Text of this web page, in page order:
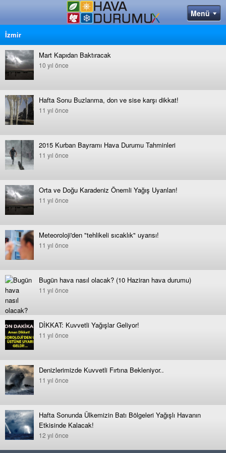
İzmir
Mart Kapıdan Baktıracak
10 yıl önce
Hafta Sonu Buzlanma, don ve sise karşı dikkat!
11 yıl önce
2015 Kurban Bayramı Hava Durumu Tahminleri
11 yıl önce
Orta ve Doğu Karadeniz Önemli Yağış Uyarıları!
11 yıl önce
Meteoroloji'den "tehlikeli sıcaklık" uyarısı!
11 yıl önce
Bugün hava nasıl olacak? (10 Haziran hava durumu)
11 yıl önce
DİKKAT: Kuvvetli Yağışlar Geliyor!
11 yıl önce
Denizlerimizde Kuvvetli Fırtına Bekleniyor..
11 yıl önce
Hafta Sonunda Ülkemizin Batı Bölgeleri Yağışlı Havanın
Etkisinde Kalacak!
12 yıl önce